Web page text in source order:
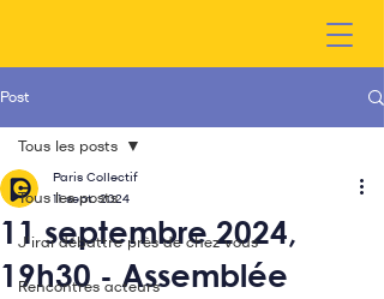
Post
Tous les posts
J'irai débattre près de chez vous
Rencontres acteurs
Tous les posts
11 septembre 2024,
19h30 - Assemblée
Paris Collectif
11 sept. 2024